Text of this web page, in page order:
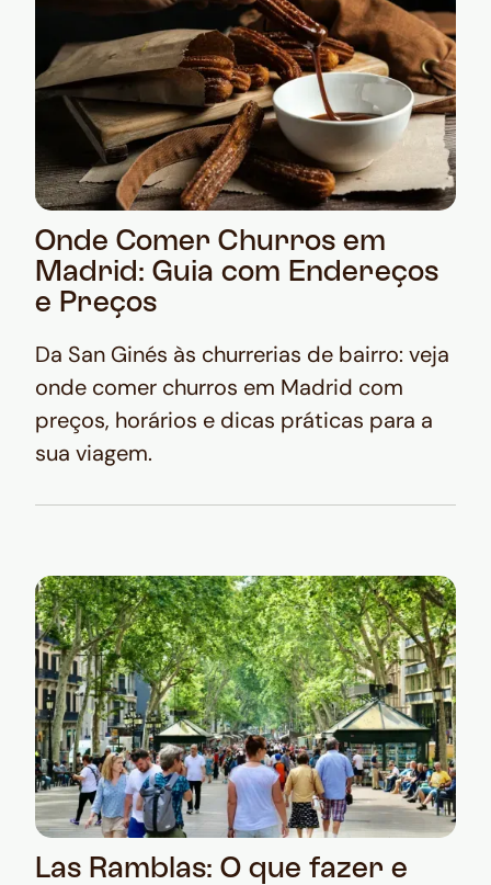
Onde Comer Churros em
Madrid: Guia com Endereços
e Preços
Da San Ginés às churrerias de bairro: veja
onde comer churros em Madrid com
preços, horários e dicas práticas para a
sua viagem.
Las Ramblas: O que fazer e